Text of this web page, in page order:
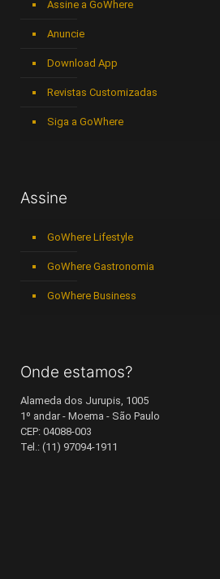
Assine a GoWhere
Anuncie
Download App
Revistas Customizadas
Siga a GoWhere
Assine
GoWhere Lifestyle
GoWhere Gastronomia
GoWhere Business
Onde estamos?
Alameda dos Jurupis, 1005
1º andar - Moema - São Paulo
CEP: 04088-003
Tel.: (11) 97094-1911